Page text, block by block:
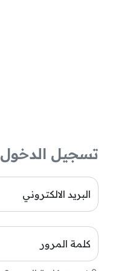
تسجيل الدخول
البريد الالكتروني
كلمة المرور